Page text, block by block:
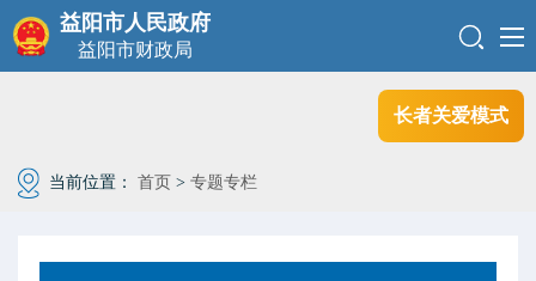
长者关爱模式
益阳市人民政府
益阳市财政局
当前位置： 首页 > 专题专栏